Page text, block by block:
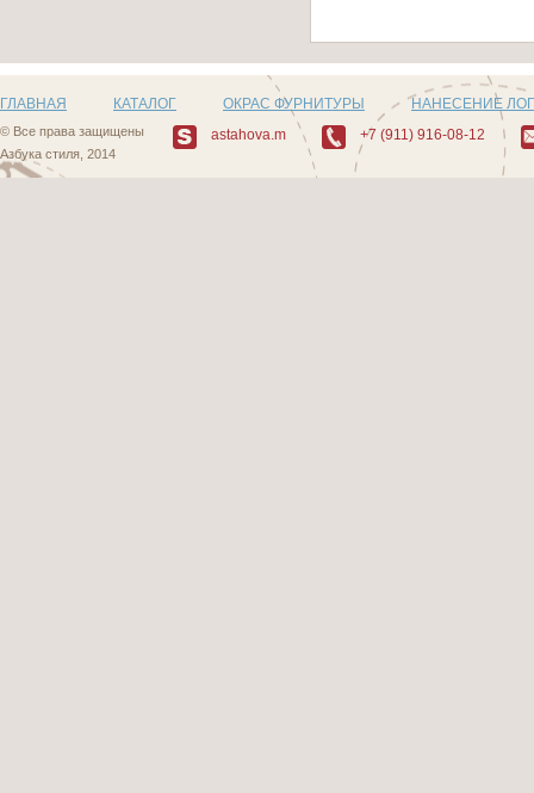
509_1
ГЛАВНАЯ КАТАЛОГ ОКРАС ФУРНИТУРЫ НАНЕСЕНИЕ
© Все права защищены
Азбука стиля, 2014
astahova.m +7 (911) 916-08-12